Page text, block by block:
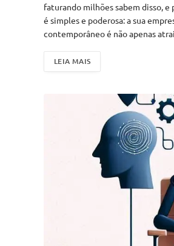
faturando milhões sabem disso,
é simples e poderosa: a sua
contemporâneo é não apenas
LEIA MAIS